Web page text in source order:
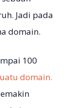
Jadi pada
domain.
100
domain.